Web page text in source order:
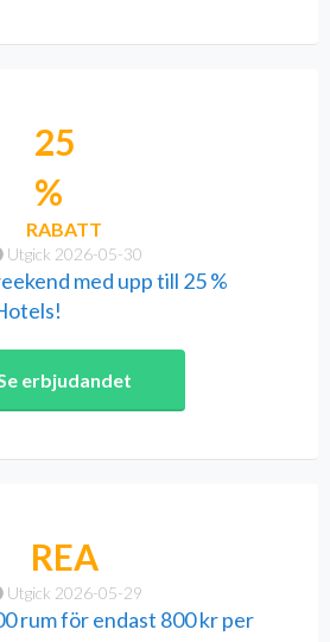
Utgick 2026-05-30
25
%
RABATT
med upp till 25 %
erbjudandet
Utgick 2026-05-29
REA
rum för endast 800 kr per